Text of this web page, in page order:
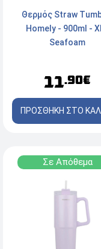
Θερμός Straw
Homely - 900ml -
Seafoam
11.90€
ΠΡΟΣΘΗΚΗ ΣΤΟ
Σε Απόθεμα